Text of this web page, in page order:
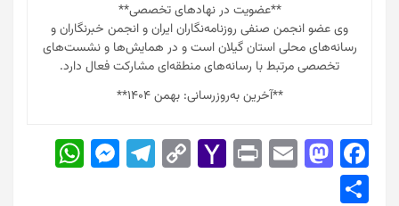
**عضویت در نهادهای تخصصی**
وی عضو انجمن صنفی روزنامه‌نگاران ایران و انجمن خبرنگاران و
رسانه‌های محلی استان گیلان است و در همایش‌ها و نشست‌های
تخصصی مرتبط با رسانه‌های منطقه‌ای مشارکت فعال دارد.
**آخرین به‌روزرسانی: بهمن ۱۴۰۴**
F
a
M
a
E
m
Pr
in
Y
a
C
o
T
el
M
e